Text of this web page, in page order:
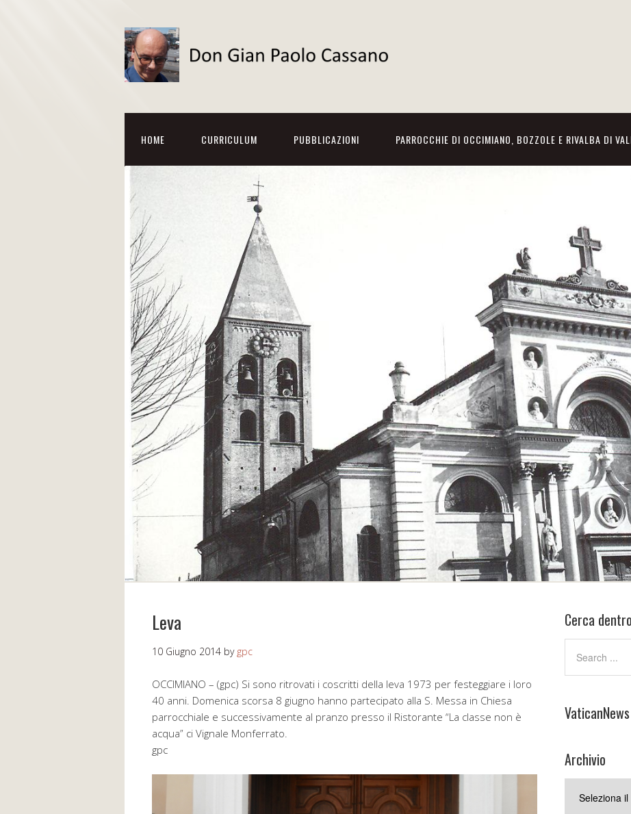
HOME CURRICULUM PUBBLICAZIONI PARROCCHIE DI OCCIMIANO, BOZZOLE E RIVALBA DI
Leva
10 Giugno 2014 by gpc
OCCIMIANO – (gpc) Si sono ritrovati i coscritti della leva 1973 per festeggiare i loro
40 anni. Domenica scorsa 8 giugno hanno partecipato alla S. Messa in Chiesa
parrocchiale e successivamente al pranzo presso il Ristorante “La classe non è
acqua” ci Vignale Monferrato.
gpc
Cerca
VaticanNews
Archivio